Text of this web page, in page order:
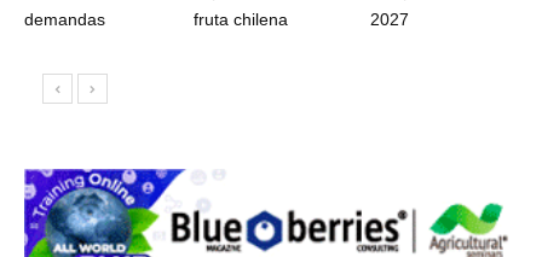
demandas
fruta chilena
2027